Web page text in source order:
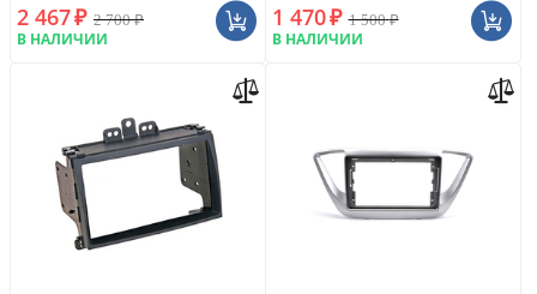
2 467₽ 2 700₽
В НАЛИЧИИ
1 470₽ 1 500₽
В НАЛИЧИИ